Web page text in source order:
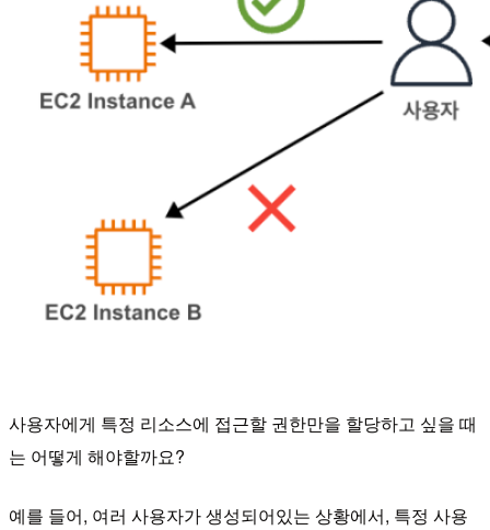
사용자에게 특정 리소스에 접근할 권한만을 할당하고 싶을 때
는 어떻게 해야할까요?
예를 들어, 여러 사용자가 생성되어있는 상황에서, 특정 사용